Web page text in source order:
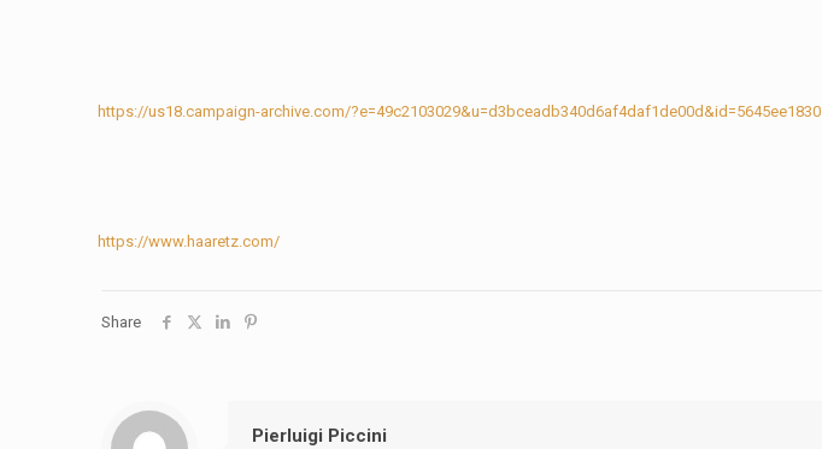
https://us18.campaign-archive.com/?e=49c2103029&u=d3bceadb340d6af4daf1de00d&id=5645ee1830
https://www.haaretz.com/
Share
Pierluigi Piccini